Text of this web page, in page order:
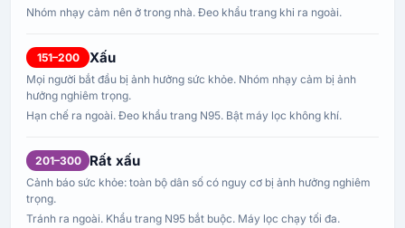
Nhóm nhạy cảm nên ở trong nhà. Đeo khẩu trang khi ra ngoài.
151–200 Xấu
Mọi người bắt đầu bị ảnh hưởng sức khỏe. Nhóm nhạy cảm bị ảnh
hưởng nghiêm trọng.
Hạn chế ra ngoài. Đeo khẩu trang N95. Bật máy lọc không khí.
201–300 Rất xấu
Cảnh báo sức khỏe: toàn bộ dân số có nguy cơ bị ảnh hưởng nghiêm
trọng.
Tránh ra ngoài. Khẩu trang N95 bắt buộc. Máy lọc chạy tối đa.